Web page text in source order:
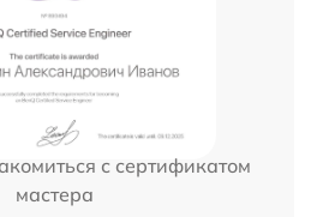
с сертификатом
мастера